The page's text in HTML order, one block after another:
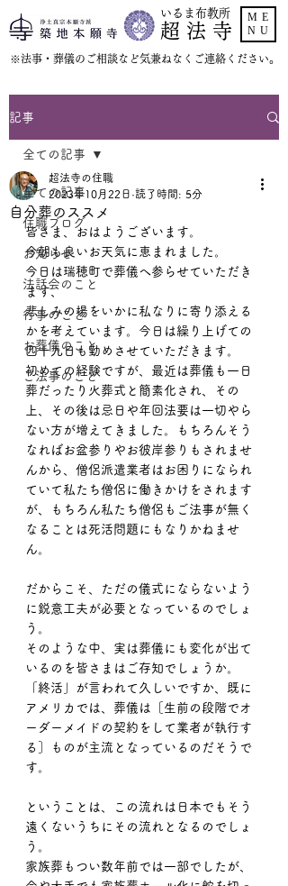
いるま布教所
超 法 寺
​※法事・葬儀のご相談など気兼ねなくご連絡ください。
ME
NU
記事
全ての記事
住職ブログ
お知らせ
法話会のこと
行事のこと
お葬儀のこと
ご法事のこと
全ての記事
自分葬のススメ
超法寺の住職
2023年10月22日 読了時間: 5分
皆さま、おはようございます。
今朝も良いお天気に恵まれました。
今日は瑞穂町で葬儀へ参らせていただき
ます、
悲しみの場をいかに私なりに寄り添える
かを考えています。今日は繰り上げての
四十九日も勤めさせていただきます。
初めての経験ですが、最近は葬儀も一日
葬だったり火葬式と簡素化され、その
上、その後は忌日や年回法要は一切やら
ない方が増えてきました。もちろんそう
なればお盆参りやお彼岸参りもされませ
んから、僧侶派遣業者はお困りになられ
ていて私たち僧侶に働きかけをされます
が、もちろん私たち僧侶もご法事が無く
なることは死活問題にもなりかねませ
ん。
だからこそ、ただの儀式にならないよう
に鋭意工夫が必要となっているのでしょ
う。
そのような中、実は葬儀にも変化が出て
いるのを皆さまはご存知でしょうか。
「終活」が言われて久しいですか、既に
アメリカでは、葬儀は［生前の段階でオ
ーダーメイドの契約をして業者が執行す
る］ものが主流となっているのだそうで
す。
ということは、この流れは日本でもそう
遠くないうちにその流れとなるのでしょ
う。
家族葬もつい数年前では一部でしたが、